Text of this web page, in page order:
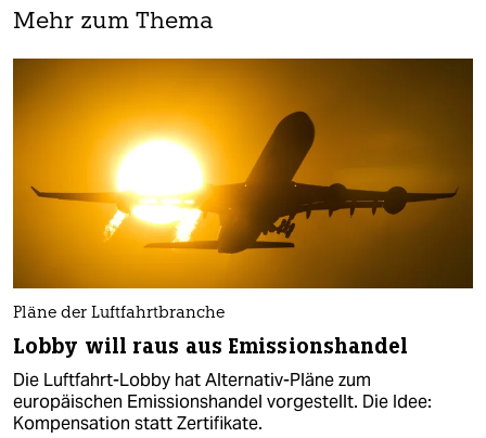
Mehr zum Thema
Pläne der Luftfahrtbranche
Lobby will raus aus Emissionshandel
Die Luftfahrt-Lobby hat Alternativ-Pläne zum
europäischen Emissionshandel vorgestellt. Die Idee:
Kompensation statt Zertifikate.